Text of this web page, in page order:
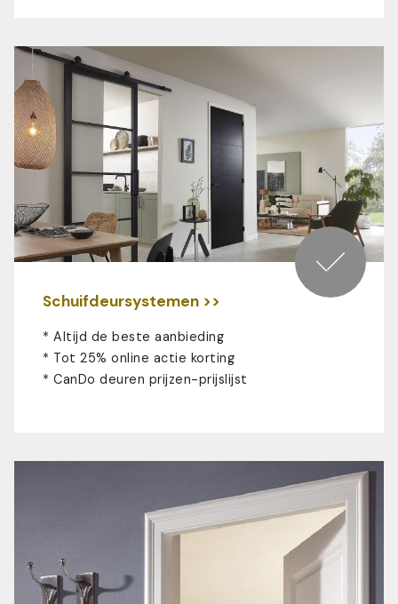
Schuifdeursystemen >>
* Altijd de beste aanbieding
* Tot 25% online actie korting
* CanDo deuren prijzen-prijslijst